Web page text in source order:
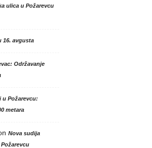
ulica u Požarevcu
16. avgusta
Održavanje
u Požarevcu:
metara
Nova sudija